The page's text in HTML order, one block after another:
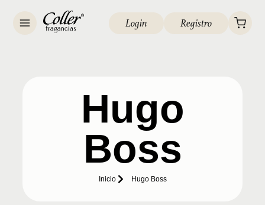
Login Registro
Hugo
Boss
Inicio Hugo Boss